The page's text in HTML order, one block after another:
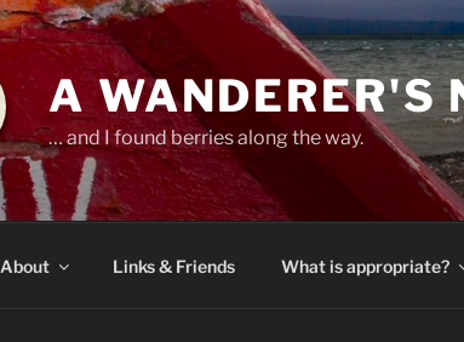
A WANDERER'S
… and I found berries along the way.
About Links & Friends What is appropriate?